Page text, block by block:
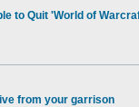
to Quit 'World of
from your garrison